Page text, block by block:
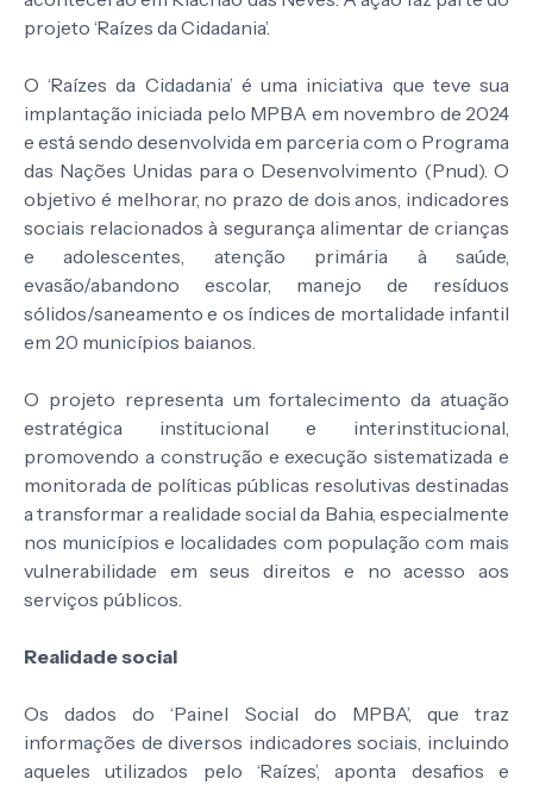
projeto ‘Raízes da Cidadania’.
O ‘Raízes da Cidadania’ é uma iniciativa que teve sua
implantação iniciada pelo MPBA em novembro de 2024
e está sendo desenvolvida em parceria com o Programa
das Nações Unidas para o Desenvolvimento (Pnud). O
objetivo é melhorar, no prazo de dois anos, indicadores
sociais relacionados à segurança alimentar de crianças
e adolescentes, atenção primária à saúde,
evasão/abandono escolar, manejo de resíduos
sólidos/saneamento e os índices de mortalidade infantil
em 20 municípios baianos.
O projeto representa um fortalecimento da atuação
estratégica institucional e interinstitucional,
promovendo a construção e execução sistematizada e
monitorada de políticas públicas resolutivas destinadas
a transformar a realidade social da Bahia, especialmente
nos municípios e localidades com população com mais
vulnerabilidade em seus direitos e no acesso aos
serviços públicos.
Realidade social
Os dados do ‘Painel Social do MPBA’, que traz
informações de diversos indicadores sociais, incluindo
aqueles utilizados pelo ‘Raízes’, aponta desafios e